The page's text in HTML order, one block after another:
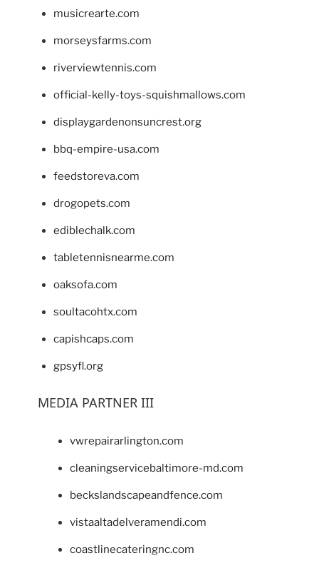
musicrearte.com
morseysfarms.com
riverviewtennis.com
official-kelly-toys-squishmallows.com
displaygardenonsuncrest.org
bbq-empire-usa.com
feedstoreva.com
drogopets.com
ediblechalk.com
tabletennisnearme.com
oaksofa.com
soultacohtx.com
capishcaps.com
gpsyfl.org
MEDIA PARTNER III
vwrepairarlington.com
cleaningservicebaltimore-md.com
beckslandscapeandfence.com
vistaaltadelveramendi.com
coastlinecateringnc.com